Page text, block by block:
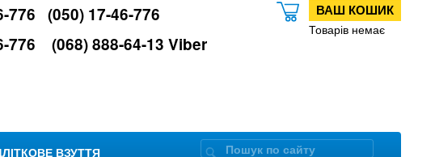
ВАШ КОШИК
Товарів немає
776 (050) 17-46-776
776
(068) 888-64-13 Viber
ВЗУТТЯ